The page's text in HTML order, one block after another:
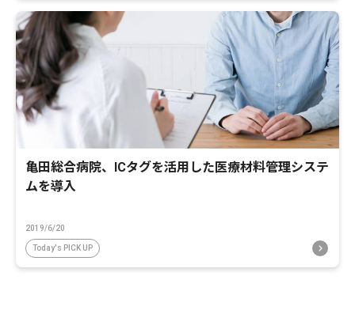
亀田総合病院、ICタグを活用した医療材料管理システ
ムを導入
2019/6/20
Today's PICK UP